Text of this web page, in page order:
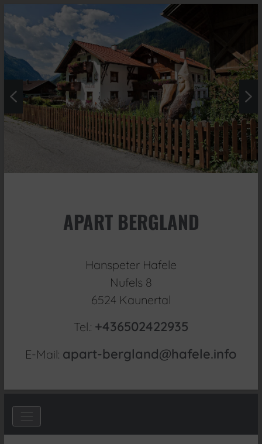
APART BERGLAND
Hanspeter Hafele
Nufels 8
6524 Kaunertal
Tel.: +436502422935
E-Mail: apart-bergland@hafele.info